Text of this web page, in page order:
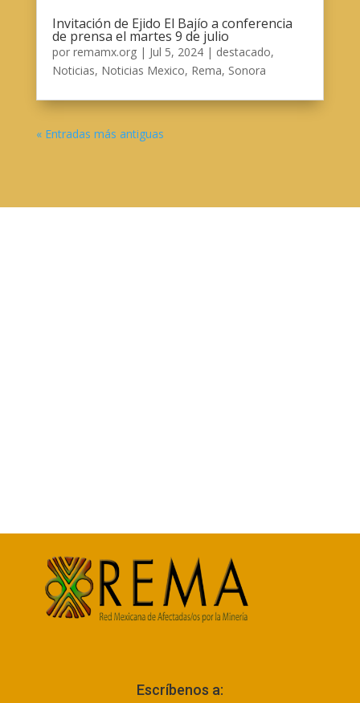
Invitación de Ejido El Bajío a conferencia
de prensa el martes 9 de julio
por remamx.org| Jul 5, 2024| destacado,
Noticias, Noticias Mexico, Rema, Sonora
« Entradas más antiguas
Escríbenos a: